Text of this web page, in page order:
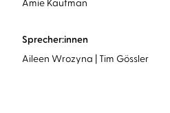
Amie Kaufman
Sprecher:innen
Aileen Wrozyna Tim Gössler